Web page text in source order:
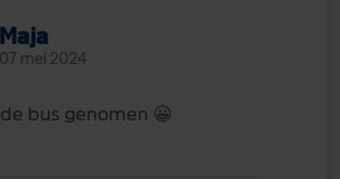
Maja
07 mei 2024
bus genomen 😀